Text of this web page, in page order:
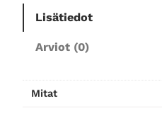
m
r
Lisätiedot
Arviot (0)
Mitat